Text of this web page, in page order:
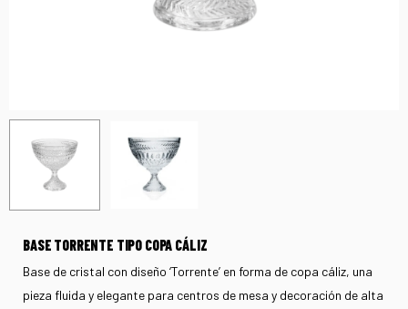
BASE TORRENTE TIPO COPA CÁLIZ
Base de cristal con diseño ‘Torrente’ en forma de copa cáliz, una
pieza fluida y elegante para centros de mesa y decoración de alta